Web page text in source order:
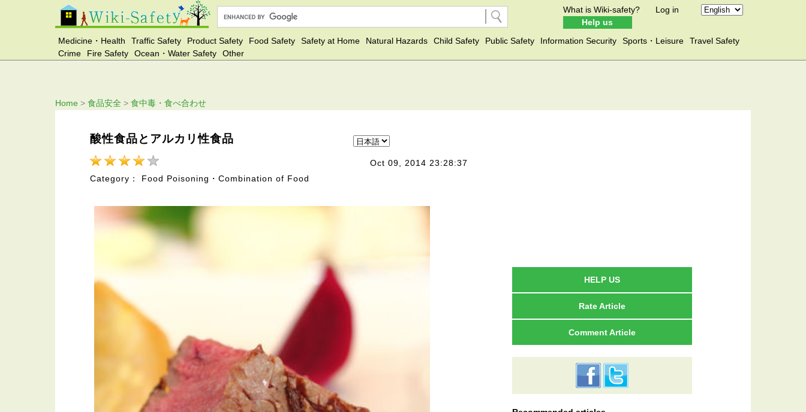
What is Wiki-safety?
Help us
Log in
Medicine・Health Traffic Safety Product Safety Food Safety Safety at Home Natural Hazards Child Safety Public Safety Information Security Sports・Leisure
Travel Safety
Crime
Fire Safety Ocean・Water Safety Other
Home > 食品安全 > 食中毒・食べ合わせ
酸性食品とアルカリ性食品
Oct 09, 2014 23:28:37
Category： Food Poisoning・Combination of Food
HELP US
Rate Article
Comment Article